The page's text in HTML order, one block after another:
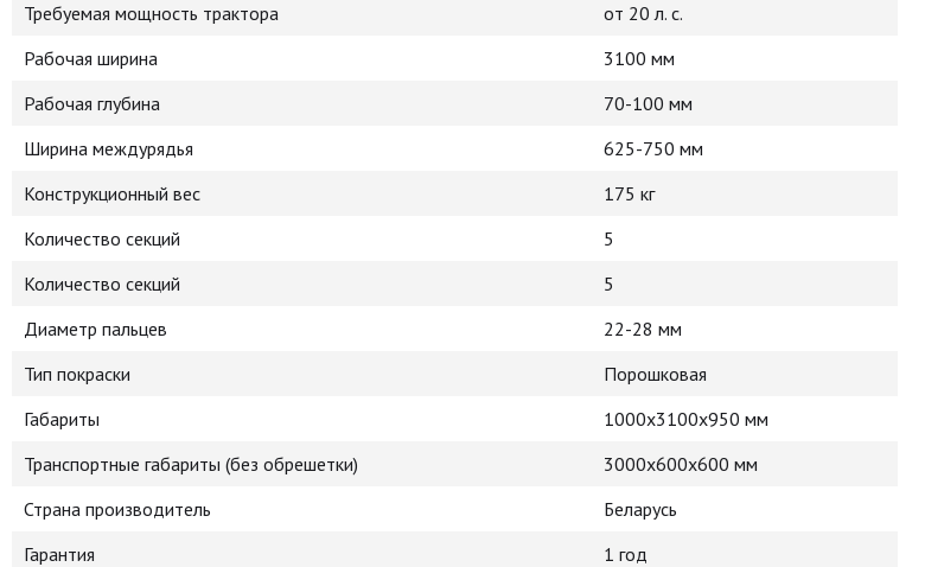
Требуемая мощность трактора
от 20 л. с.
Рабочая ширина
3100 мм
Рабочая глубина
70-100 мм
Ширина междурядья
625-750 мм
Конструкционный вес
175 кг
Количество секций
5
Количество секций
5
Диаметр пальцев
22-28 мм
Тип покраски
Порошковая
Габариты
1000х3100х950 мм
Транспортные габариты (без обрешетки)
3000х600х600 мм
Страна производитель
Беларусь
Гарантия
1 год